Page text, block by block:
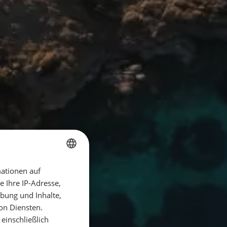
GERMAN
auf
Ihre IP-Adresse,
und Inhalte,
Diensten.